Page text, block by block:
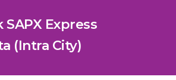
Express
(Intra City)